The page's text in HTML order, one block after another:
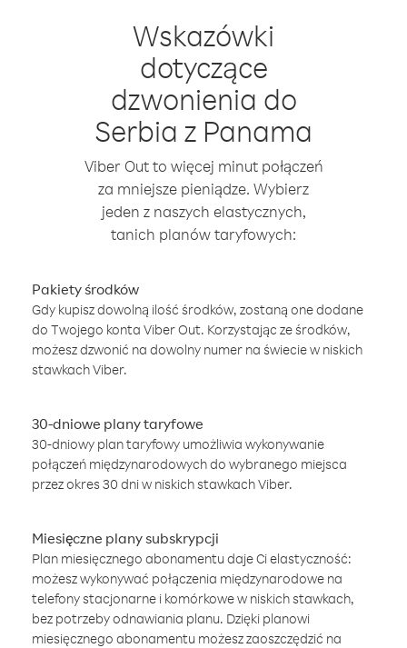
Wskazówki
dotyczące
dzwonienia do
Serbia z Panama
Viber Out to więcej minut połączeń
za mniejsze pieniądze. Wybierz
jeden z naszych elastycznych,
tanich planów taryfowych:
Pakiety środków
Gdy kupisz dowolną ilość środków, zostaną one dodane
do Twojego konta Viber Out. Korzystając ze środków,
możesz dzwonić na dowolny numer na świecie w niskich
stawkach Viber.
30-dniowe plany taryfowe
30-dniowy plan taryfowy umożliwia wykonywanie
połączeń międzynarodowych do wybranego miejsca
przez okres 30 dni w niskich stawkach Viber.
Miesięczne plany subskrypcji
Plan miesięcznego abonamentu daje Ci elastyczność:
możesz wykonywać połączenia międzynarodowe na
telefony stacjonarne i komórkowe w niskich stawkach,
bez potrzeby odnawiania planu. Dzięki planowi
miesięcznego abonamentu możesz zaoszczędzić na